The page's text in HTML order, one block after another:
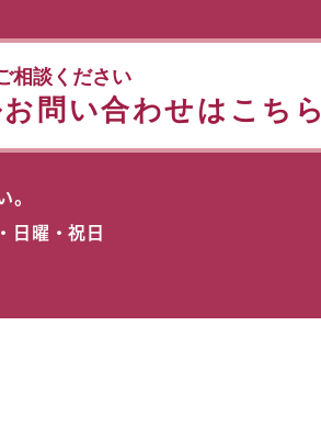
相談ください
問い合わせはこちら
。
曜・祝日